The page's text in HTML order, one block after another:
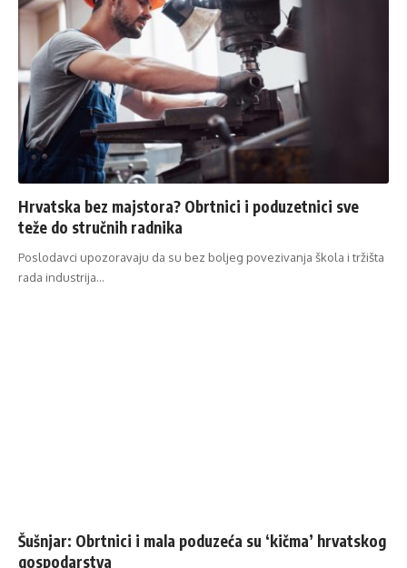
Hrvatska bez majstora? Obrtnici i poduzetnici sve
teže do stručnih radnika
Poslodavci upozoravaju da su bez boljeg povezivanja škola i tržišta
rada industrija…
Šušnjar: Obrtnici i mala poduzeća su ‘kičma’ hrvatskog
gospodarstva